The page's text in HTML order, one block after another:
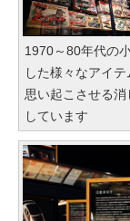
1970～80年代の
した様々なアイ
思い起こさせる
しています